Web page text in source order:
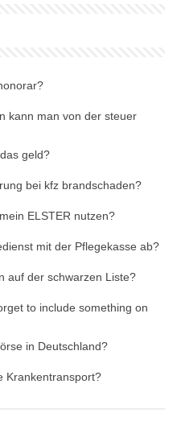
kann man von der steuer
geld?
bei kfz brandschaden?
ELSTER nutzen?
mit der Pflegekasse ab?
auf der schwarzen Liste?
to include something on
in Deutschland?
Krankentransport?